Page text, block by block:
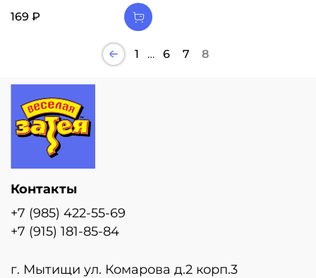
169 ₽
1 … 6 7 8
Контакты
+7 (985) 422-55-69
+7 (915) 181-85-84
г. Мытищи ул. Комарова д.2 корп.3